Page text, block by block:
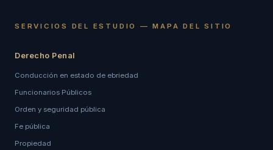
SERVICIOS DEL ESTUDIO — MAPA DEL SITIO
Derecho Penal
Conducción en estado de ebriedad
Funcionarios Públicos
Orden y seguridad pública
Fe pública
Propiedad